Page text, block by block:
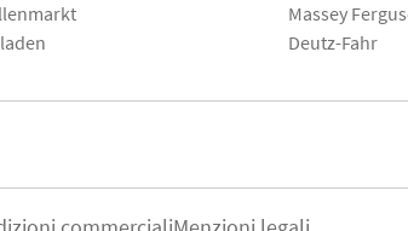
Massey
Deutz-Fahr